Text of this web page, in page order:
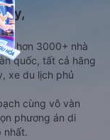
hơn 3000+ nhà
quốc, tất cả hãng
xe du lịch phủ
cùng vô vàn
phương án di
nhất.